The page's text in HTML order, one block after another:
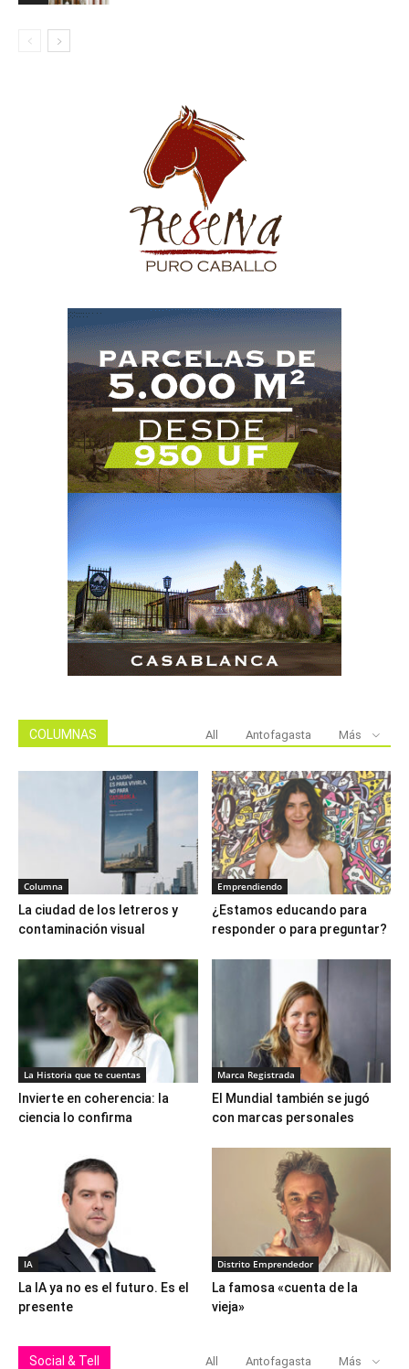
COLUMNAS All Antofagasta Más
Columna
La ciudad de los letreros y
contaminación visual
Emprendiendo
¿Estamos educando para
responder o para preguntar?
La Historia que te cuentas
Invierte en coherencia: la
ciencia lo confirma
Marca Registrada
El Mundial también se jugó
con marcas personales
IA
La IA ya no es el futuro. Es el
presente
Distrito Emprendedor
La famosa «cuenta de la
vieja»
Social & Tell All Antofagasta Más